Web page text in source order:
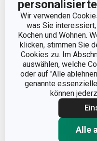
Wir verwenden
was Sie interessiert,
Kochen und Wohnen.
klicken, stimmen Sie
Cookies zu. Im
auswählen, welche
oder auf "Alle
genannte
können
Alle
PRODUKTART
PRODUKTLINIE
SPÜLMASCHINE
GARANTIE (IN JAHREN)